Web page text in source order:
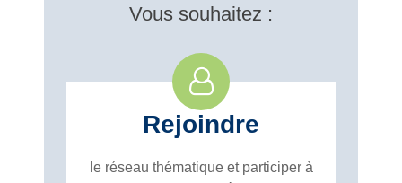
Vous souhaitez :
Rejoindre
le réseau thématique et participer à